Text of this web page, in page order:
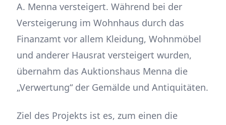
A. Menna versteigert. Während bei der
Versteigerung im Wohnhaus durch das
Finanzamt vor allem Kleidung, Wohnmöbel
und anderer Hausrat versteigert wurden,
übernahm das Auktionshaus Menna die
„Verwertung“ der Gemälde und Antiquitäten.
Ziel des Projekts ist es, zum einen die